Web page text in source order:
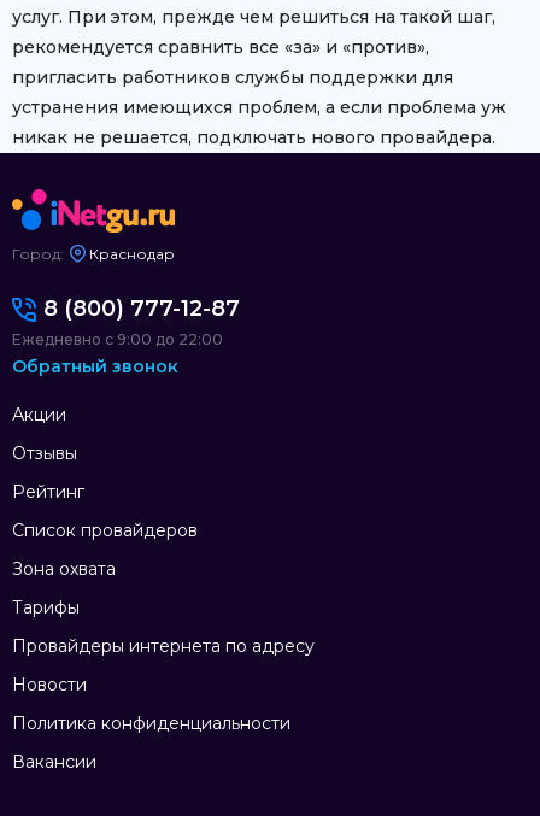
услуг. При этом, прежде чем решиться на такой шаг,
рекомендуется сравнить все «за» и «против»,
пригласить работников службы поддержки для
устранения имеющихся проблем, а если проблема уж
никак не решается, подключать нового провайдера.
Город: Краснодар
Акции
Отзывы
Рейтинг
Список провайдеров
Зона охвата
Тарифы
Провайдеры интернета по адресу
Новости
Политика конфиденциальности
Вакансии
8 (800) 777-12-87
Ежедневно с 9:00 до 22:00
Обратный звонок